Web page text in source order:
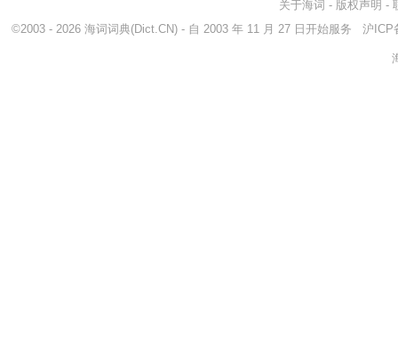
关于海词 - 版权声明 -
©2003 - 2026 海词词典(Dict.CN) - 自 2003 年 11 月 27 日开始服务 沪ICP